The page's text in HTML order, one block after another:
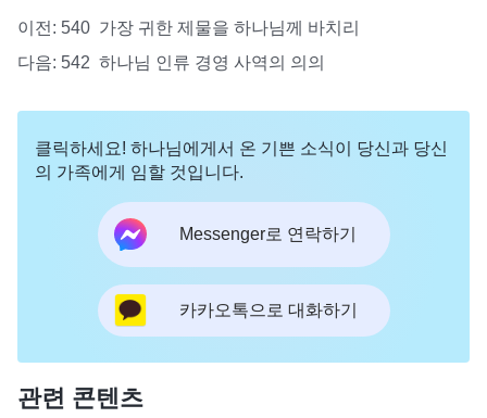
이전: 540 가장 귀한 제물을 하나님께 바치리
다음: 542 하나님 인류 경영 사역의 의의
클릭하세요! 하나님에게서 온 기쁜 소식이 당신과 당신
의 가족에게 임할 것입니다.
Messenger로 연락하기
카카오톡으로 대화하기
관련 콘텐츠